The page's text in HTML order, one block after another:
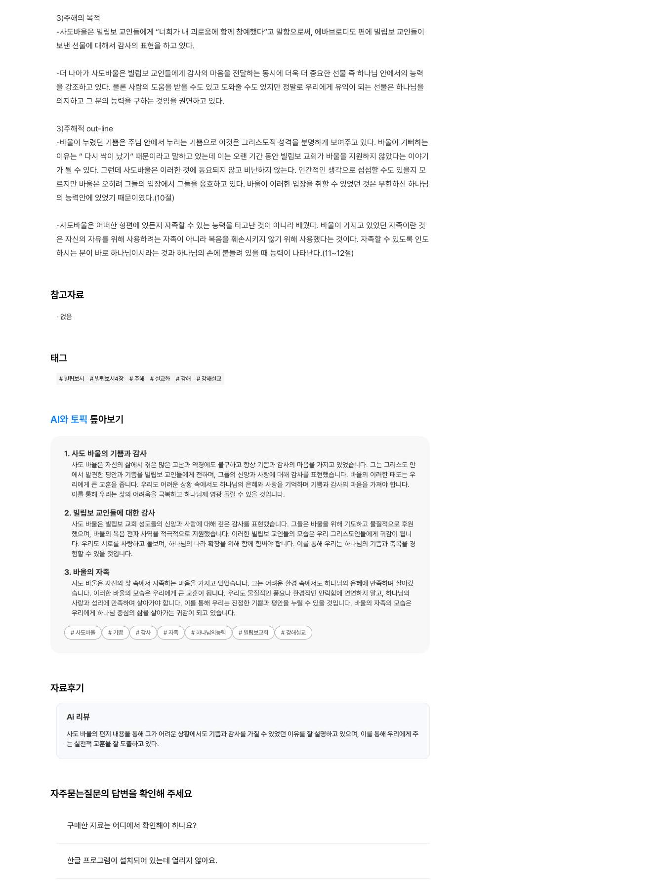
3)주해의 목적
-사도바울은 빌립보 교인들에게 “너희가 내 괴로움에 함께 참예했다”고 말함으로써, 에바브로디도 편에 빌립보 교인들이
보낸 선물에 대해서 감사의 표현을 하고 있다.
-더 나아가 사도바울은 빌립보 교인들에게 감사의 마음을 전달하는 동시에 더욱 더 중요한 선물 즉 하나님 안에서의 능력
을 강조하고 있다. 물론 사람의 도움을 받을 수도 있고 도와줄 수도 있지만 정말로 우리에게 유익이 되는 선물은 하나님을
의지하고 그 분의 능력을 구하는 것임을 권면하고 있다.
3)주해적 out-line
-바울이 누렸던 기쁨은 주님 안에서 누리는 기쁨으로 이것은 그리스도적 성격을 분명하게 보여주고 있다. 바울이 기뻐하는
이유는 “ 다시 싹이 났기” 때문이라고 말하고 있는데 이는 오랜 기간 동안 빌립보 교회가 바울을 지원하지 않았다는 이야기
가 될 수 있다. 그런데 사도바울은 이러한 것에 동요되지 않고 비난하지 않는다. 인간적인 생각으로 섭섭할 수도 있을지 모
르지만 바울은 오히려 그들의 입장에서 그들을 옹호하고 있다. 바울이 이러한 입장을 취할 수 있었던 것은 무한하신 하나님
의 능력안에 있었기 때문이였다.(10절)
-사도바울은 어떠한 형편에 있든지 자족할 수 있는 능력을 타고난 것이 아니라 배웠다. 바울이 가지고 있었던 자족이란 것
은 자신의 자유를 위해 사용하려는 자족이 아니라 복음을 훼손시키지 않기 위해 사용했다는 것이다. 자족할 수 있도록 인도
하시는 분이 바로 하나님이시라는 것과 하나님의 손에 붙들려 있을 때 능력이 나타난다.(11~12절)
참고자료
· 없음
태그
# 빌립보서 # 빌립보서4장 # 주해 # 설교화 # 강해 # 강해설교
AI와 토픽 톺아보기
1. 사도 바울의 기쁨과 감사
사도 바울은 자신의 삶에서 겪은 많은 고난과 역경에도 불구하고 항상 기쁨과 감사의 마음을 가지고 있었습니다. 그는 그리스도 안
에서 발견한 평안과 기쁨을 빌립보 교인들에게 전하며, 그들의 신앙과 사랑에 대해 감사를 표현했습니다. 바울의 이러한 태도는 우
리에게 큰 교훈을 줍니다. 우리도 어려운 상황 속에서도 하나님의 은혜와 사랑을 기억하며 기쁨과 감사의 마음을 가져야 합니다.
이를 통해 우리는 삶의 어려움을 극복하고 하나님께 영광 돌릴 수 있을 것입니다.
2. 빌립보 교인들에 대한 감사
사도 바울은 빌립보 교회 성도들의 신앙과 사랑에 대해 깊은 감사를 표현했습니다. 그들은 바울을 위해 기도하고 물질적으로 후원
했으며, 바울의 복음 전파 사역을 적극적으로 지원했습니다. 이러한 빌립보 교인들의 모습은 우리 그리스도인들에게 귀감이 됩니
다. 우리도 서로를 사랑하고 돌보며, 하나님의 나라 확장을 위해 함께 힘써야 합니다. 이를 통해 우리는 하나님의 기쁨과 축복을 경
험할 수 있을 것입니다.
3. 바울의 자족
사도 바울은 자신의 삶 속에서 자족하는 마음을 가지고 있었습니다. 그는 어려운 환경 속에서도 하나님의 은혜에 만족하며 살아갔
습니다. 이러한 바울의 모습은 우리에게 큰 교훈이 됩니다. 우리도 물질적인 풍요나 환경적인 안락함에 연연하지 말고, 하나님의
사랑과 섭리에 만족하며 살아가야 합니다. 이를 통해 우리는 진정한 기쁨과 평안을 누릴 수 있을 것입니다. 바울의 자족의 모습은
우리에게 하나님 중심의 삶을 살아가는 귀감이 되고 있습니다.
# 사도바울 # 기쁨 # 감사 # 자족 # 하나님의능력 # 빌립보교회 # 강해설교
자료후기
Ai 리뷰
사도 바울의 편지 내용을 통해 그가 어려운 상황에서도 기쁨과 감사를 가질 수 있었던 이유를 잘 설명하고 있으며, 이를 통해 우리에게 주
는 실천적 교훈을 잘 도출하고 있다.
자주묻는질문의 답변을 확인해 주세요
구매한 자료는 어디에서 확인해야 하나요?
한글 프로그램이 설치되어 있는데 열리지 않아요.